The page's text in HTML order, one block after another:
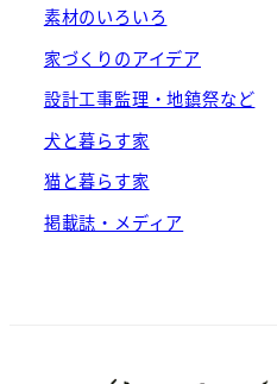
素材のいろいろ
家づくりのアイデア
設計工事監理・地鎮祭など
犬と暮らす家
猫と暮らす家
掲載誌・メディア